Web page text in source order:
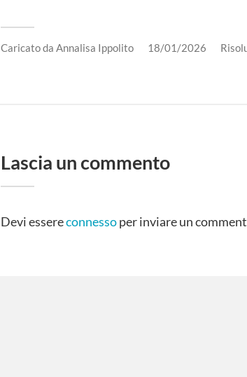
Caricato da Annalisa Ippolito 18/01/2026
Lascia un commento
Devi essereconnessoper inviare un